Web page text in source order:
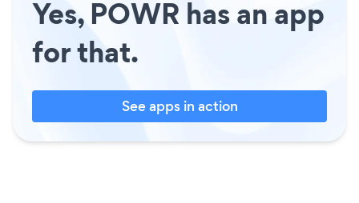
Yes, POWR has an app
for that.
See apps in action